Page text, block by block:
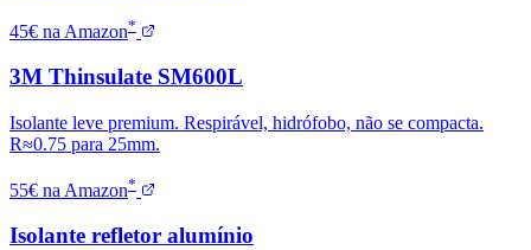
45€ na Amazon*
3M Thinsulate SM600L
Isolante leve premium. Respirável, hidrófobo, não se compacta.
R≈0.75 para 25mm.
55€ na Amazon*
Isolante refletor alumínio